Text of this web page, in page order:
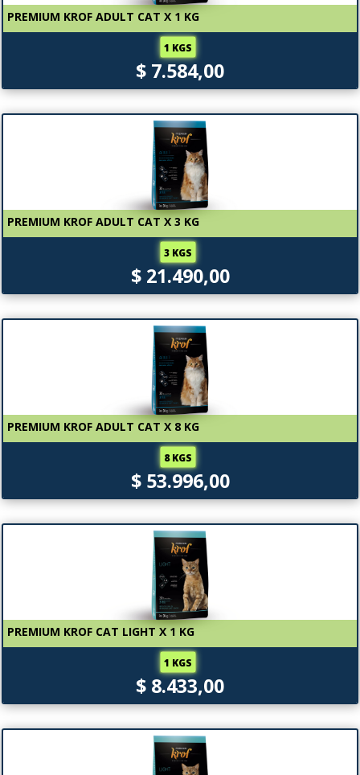
PREMIUM KROF ADULT CAT X 1 KG
1 KGS
$ 7.584,00
PREMIUM KROF ADULT CAT X 3 KG
3 KGS
$ 21.490,00
PREMIUM KROF ADULT CAT X 8 KG
8 KGS
$ 53.996,00
PREMIUM KROF CAT LIGHT X 1 KG
1 KGS
$ 8.433,00